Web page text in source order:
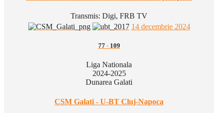
Transmis: Digi, FRB TV
14 decembrie 2024
77- 109
Liga Nationala
2024-2025
Dunarea Galati
CSM Galati - U-BT Cluj-Napoca